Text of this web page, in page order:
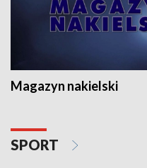
Magazyn nakielski
SPORT